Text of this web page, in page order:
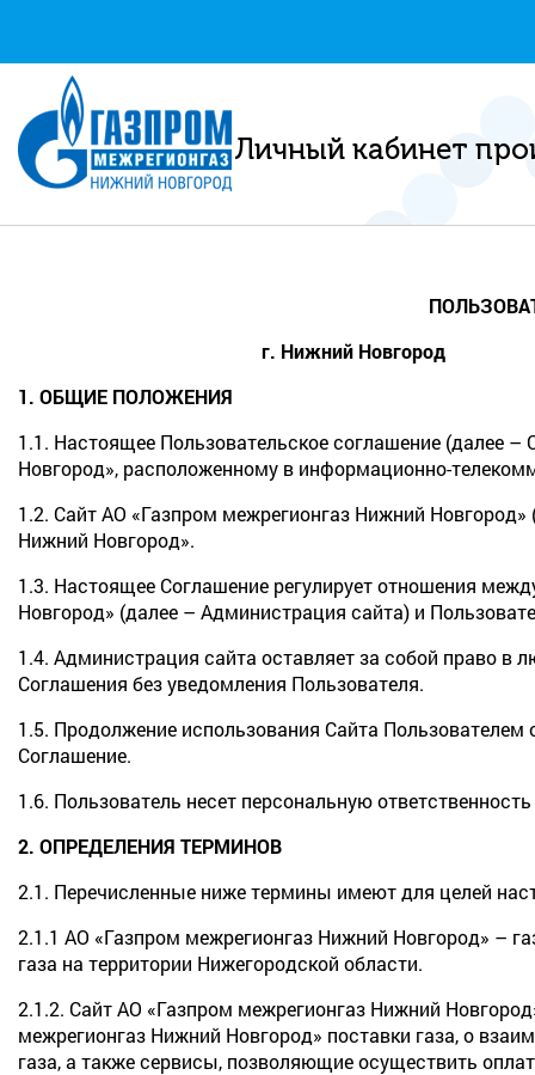
Личный кабинет
г. Нижний
1. ОБЩИЕ ПОЛОЖЕНИЯ
1.1. Настоящее Пользовательское соглашение (далее
Новгород», расположенному в информационно-
1.2. Сайт АО «Газпром межрегионгаз Нижний
Нижний Новгород».
1.3. Настоящее Соглашение регулирует отношения
Новгород» (далее – Администрация сайта) и
1.4. Администрация сайта оставляет за собой право в
Соглашения без уведомления Пользователя.
1.5. Продолжение использования Сайта
Соглашение.
1.6. Пользователь несет персональную
2. ОПРЕДЕЛЕНИЯ ТЕРМИНОВ
2.1. Перечисленные ниже термины имеют для целей
2.1.1 АО «Газпром межрегионгаз Нижний Новгород» –
газа на территории Нижегородской области.
2.1.2. Сайт АО «Газпром межрегионгаз Нижний
межрегионгаз Нижний Новгород» поставки газа, о
газа, а также сервисы, позволяющие осуществить